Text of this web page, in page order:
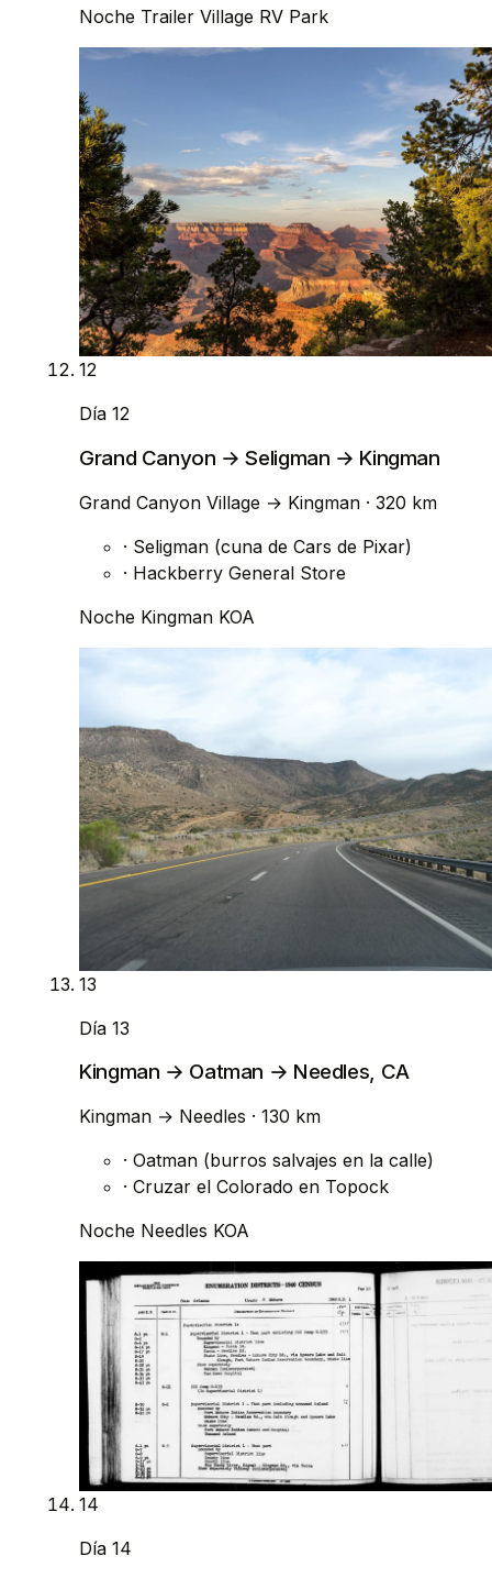
Noche Trailer Village RV Park
12
Día 12
Grand Canyon → Seligman → Kingman
Grand Canyon Village → Kingman · 320 km
· Seligman (cuna de Cars de Pixar)
· Hackberry General Store
Noche Kingman KOA
13
Día 13
Kingman → Oatman → Needles, CA
Kingman → Needles · 130 km
· Oatman (burros salvajes en la calle)
· Cruzar el Colorado en Topock
Noche Needles KOA
14
Día 14